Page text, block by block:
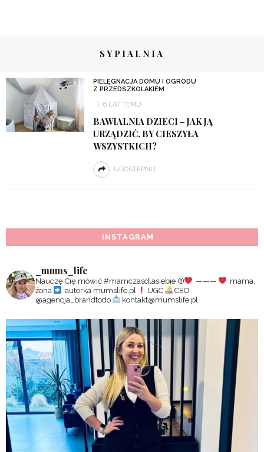
SYPIALNIA
PIELĘGNACJA DOMU I OGRODU
Z PRZEDSZKOLAKIEM
6 LAT TEMU
BAWIALNIA DZIECI – JAK JĄ
URZĄDZIĆ, BY CIESZYŁA
WSZYSTKICH?
UDOSTĘPNIJ
INSTAGRAM
_mums_life
Nauczę Cię mówić #mamczasdlasiebie ®️ ———
mama,
żona
autorka mumslife.pl UGC
CEO
@agencja_brandtodo
kontakt@mumslife.pl